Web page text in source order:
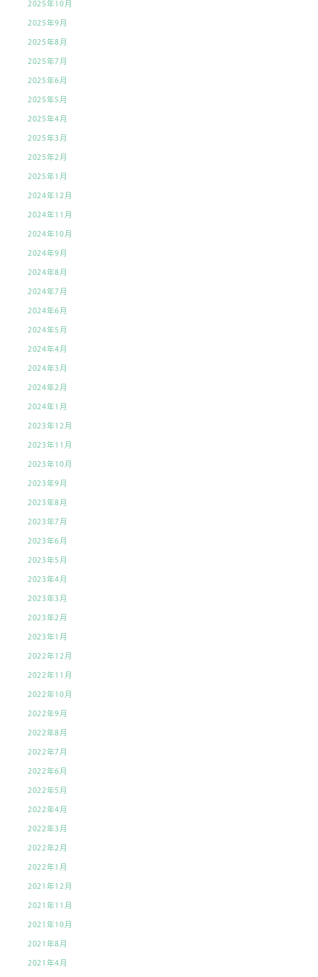
2025年10月
2025年9月
2025年8月
2025年7月
2025年6月
2025年5月
2025年4月
2025年3月
2025年2月
2025年1月
2024年12月
2024年11月
2024年10月
2024年9月
2024年8月
2024年7月
2024年6月
2024年5月
2024年4月
2024年3月
2024年2月
2024年1月
2023年12月
2023年11月
2023年10月
2023年9月
2023年8月
2023年7月
2023年6月
2023年5月
2023年4月
2023年3月
2023年2月
2023年1月
2022年12月
2022年11月
2022年10月
2022年9月
2022年8月
2022年7月
2022年6月
2022年5月
2022年4月
2022年3月
2022年2月
2022年1月
2021年12月
2021年11月
2021年10月
2021年8月
2021年4月